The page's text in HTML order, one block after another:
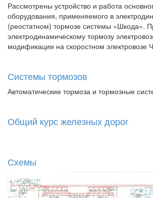
Рассмотрены устройство и работа
оборудования, применяемого в
(реостатном) тормозе системы «Шкода».
электродинамическому тормозу
модификации на скоростном электровозе
Системы тормозов
Автоматические тормоза и тормозные
Общий курс железных дорог
Схемы